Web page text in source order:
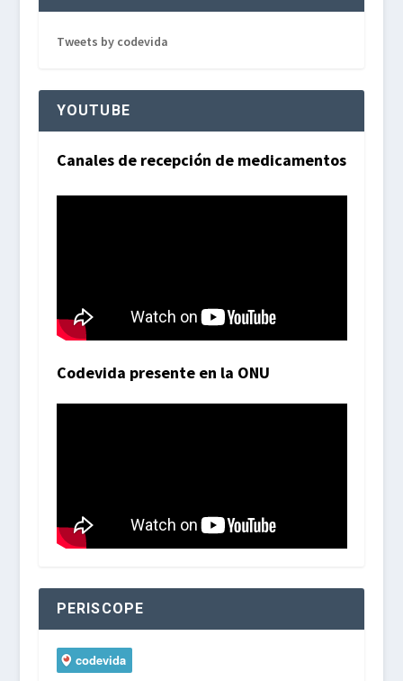
Tweets by codevida
YOUTUBE
Canales de recepción de medicamentos
Codevida presente en la ONU
PERISCOPE